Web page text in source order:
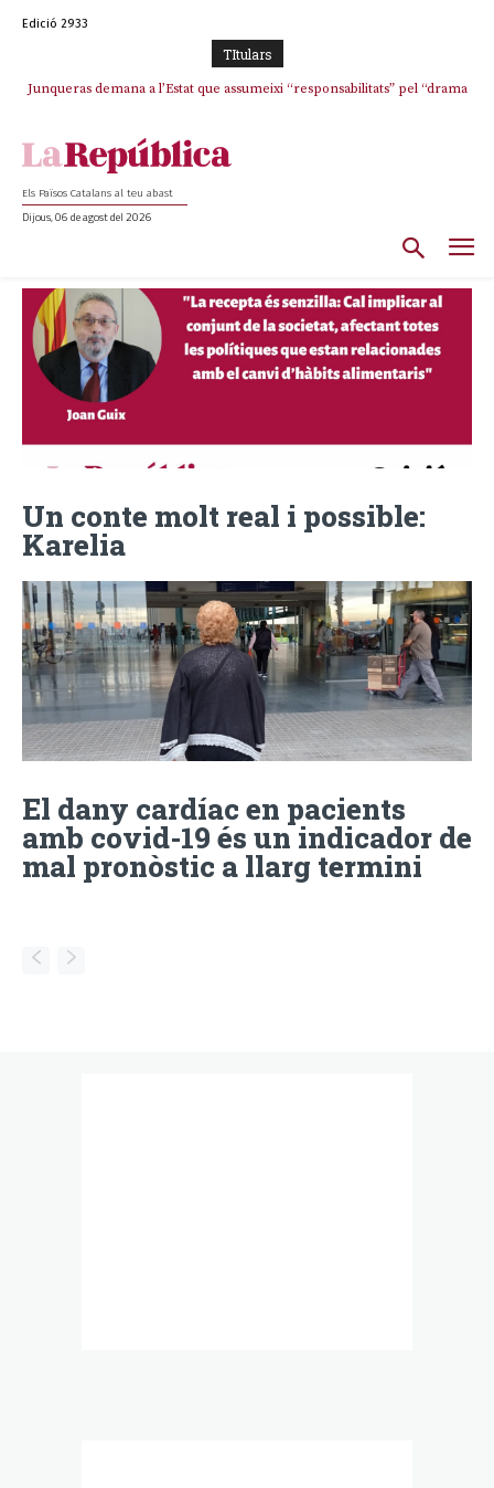
Edició 2933
TItulars
Junqueras demana a l’Estat que assumeixi “responsabilitats” pel “drama
Els Països Catalans al teu abast
Dijous, 06 de agost del 2026
Un conte molt real i possible:
Karelia
El dany cardíac en pacients
amb covid-19 és un indicador de
mal pronòstic a llarg termini